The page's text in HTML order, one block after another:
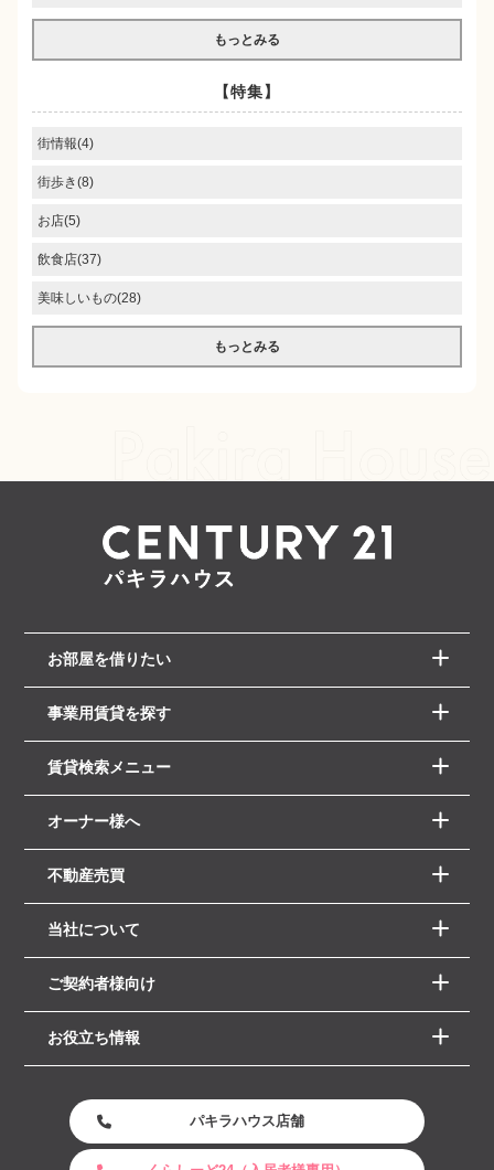
もっとみる
【特集】
街情報(4)
街歩き(8)
お店(5)
飲食店(37)
美味しいもの(28)
もっとみる
お部屋を借りたい
事業用賃貸を探す
賃貸検索メニュー
オーナー様へ
不動産売買
当社について
ご契約者様向け
お役立ち情報
パキラハウス店舗